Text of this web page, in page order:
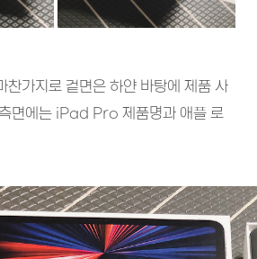
찬가지로 겉면은 하얀 바탕에 제품 사
면에는 iPad Pro 제품명과 애플 로